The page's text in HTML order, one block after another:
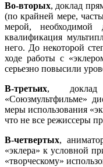
Во-вторых, доклад
(по крайней мере,
мерой,
квалификация
него. До некоторой
ходе работы с
серьезно повысили
В-третьих, доклад
«Союзмультфильме»
меры использования
что не все режиссеры
В-четвертых,
«эклера» к условной
«творческому»